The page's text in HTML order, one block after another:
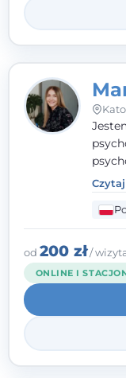
jest
niż
od 200 zł/
ONLINE I